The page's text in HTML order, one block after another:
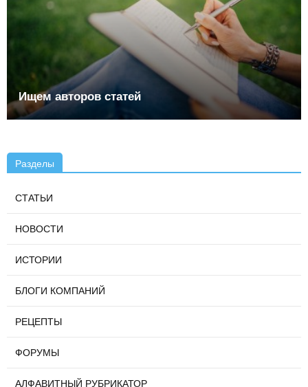
Ищем авторов статей
Разделы
СТАТЬИ
НОВОСТИ
ИСТОРИИ
БЛОГИ КОМПАНИЙ
РЕЦЕПТЫ
ФОРУМЫ
АЛФАВИТНЫЙ РУБРИКАТОР